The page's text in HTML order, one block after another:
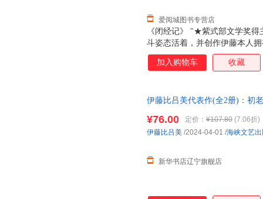
《闭经记》 "★紫式部文学奖
斗姿态活着，并创作伊藤本人
三十五岁患忧郁症，离过婚，
居，有三个女儿都在美国，大
法是冲上去，赌一把，做过，
会变老啊！”伊藤在这本书里写
和诙谐生动的笔触枝蔓到生活
爱阅城图书专营店
加入购物车 收藏
伊藤比吕美代表作(全2册)：初
¥76.00 定价： ¥107.80 (7.06折)
新华书店辽宁旗舰店
伊藤比吕美 /2024-04-01 /海峡文艺